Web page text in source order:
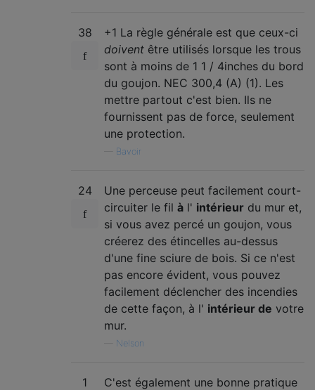
38
+1 La règle générale est que ceux-ci
doivent être utilisés lorsque les trous
sont à moins de 1 1 / 4inches du bord
du goujon. NEC 300,4 (A) (1). Les
mettre partout c'est bien. Ils ne
fournissent pas de force, seulement
une protection.
Bavoir
24
Une perceuse peut facilement court-
circuiter le fil à l' intérieur du mur et,
si vous avez percé un goujon, vous
créerez des étincelles au-dessus
d'une fine sciure de bois. Si ce n'est
pas encore évident, vous pouvez
facilement déclencher des incendies
de cette façon, à l' intérieur de votre
mur.
Nelson
1
C'est également une bonne pratique